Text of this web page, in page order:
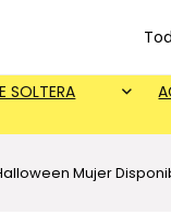
SOLTERA
Mujer